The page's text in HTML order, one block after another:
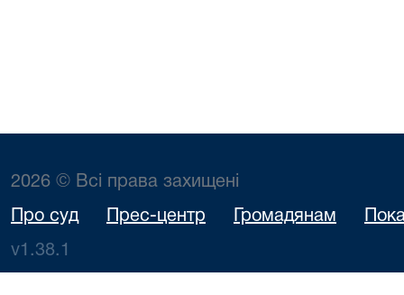
2026 © Всі права захищені
Про суд Прес-центр Громадянам
v1.38.1